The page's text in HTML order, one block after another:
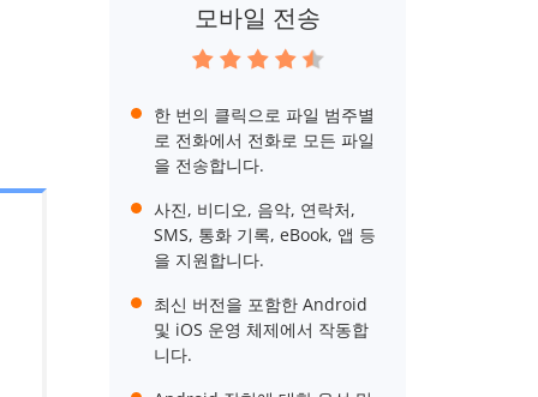
모바일 전송
한 번의 클릭으로 파일 범주별
로 전화에서 전화로 모든 파일
을 전송합니다.
사진, 비디오, 음악, 연락처,
SMS, 통화 기록, eBook, 앱 등
을 지원합니다.
최신 버전을 포함한 Android
및 iOS 운영 체제에서 작동합
니다.